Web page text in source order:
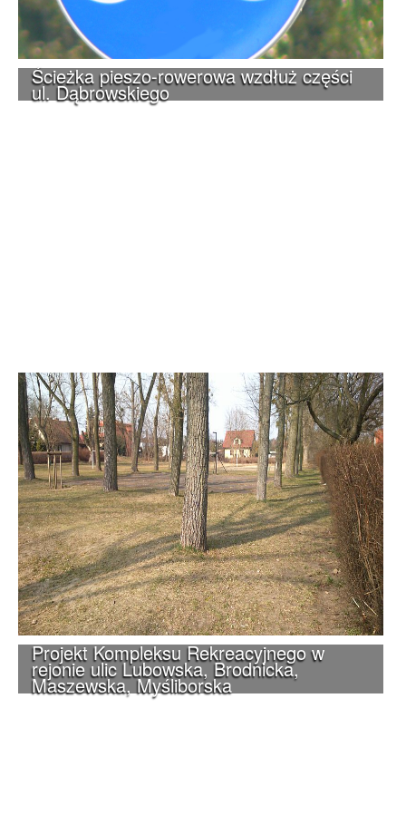
Ścieżka pieszo-rowerowa wzdłuż części
ul. Dąbrowskiego
Projekt Kompleksu Rekreacyjnego w
rejonie ulic Lubowska, Brodnicka,
Maszewska, Myśliborska